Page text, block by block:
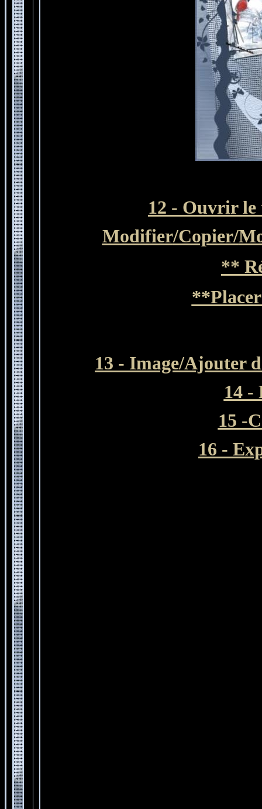
12 - Ouvrir
Modifier/Copier/
**
13 - Image/Ajouter
14 -
15 -
16 -